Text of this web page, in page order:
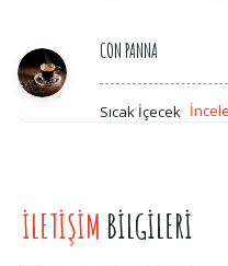
CON PANNA
Sıcak İçecek İncele
İLETİŞİM BİLGİLERİ